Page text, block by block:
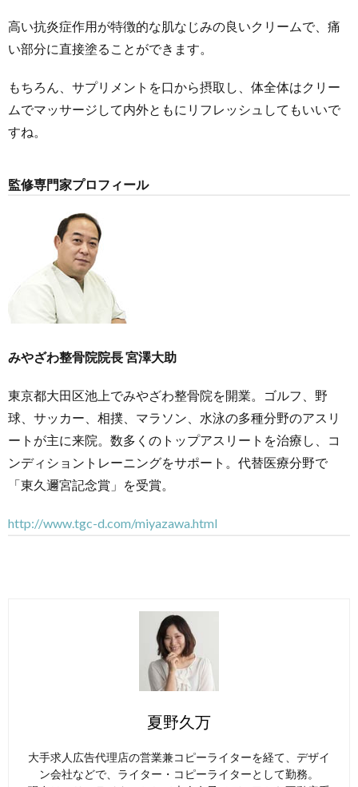
高い抗炎症作用が特徴的な肌なじみの良いクリームで、痛
い部分に直接塗ることができます。
もちろん、サプリメントを口から摂取し、体全体はクリー
ムでマッサージして内外ともにリフレッシュしてもいいで
すね。
監修専門家プロフィール
みやざわ整骨院院長 宮澤大助
東京都大田区池上でみやざわ整骨院を開業。ゴルフ、野
球、サッカー、相撲、マラソン、水泳の多種分野のアスリ
ートが主に来院。数多くのトップアスリートを治療し、コ
ンディショントレーニングをサポート。代替医療分野で
「東久邇宮記念賞」を受賞。
http://www.tgc-d.com/miyazawa.html
夏野久万
大手求人広告代理店の営業兼コピーライターを経て、デザイ
ン会社などで、ライター・コピーライターとして勤務。